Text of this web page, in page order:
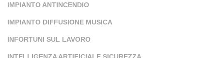
IMPIANTO ANTINCENDIO
IMPIANTO DIFFUSIONE MUSICA
INFORTUNI SUL LAVORO